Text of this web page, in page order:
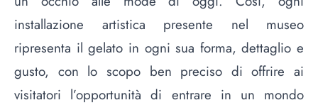
installazione artistica presente nel museo
ripresenta il gelato in ogni sua forma, dettaglio e
gusto, con lo scopo ben preciso di offrire ai
visitatori l’opportunità di entrare in un mondo